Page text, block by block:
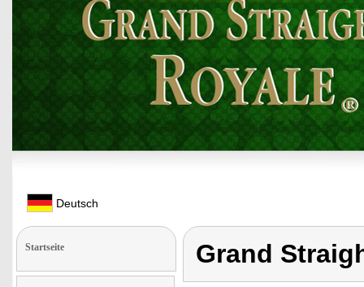
Deutsch
Startseite Grand